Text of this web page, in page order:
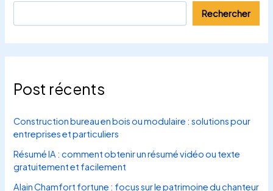
Rechercher
Post récents
Construction bureau en bois ou modulaire : solutions pour
entreprises et particuliers
Résumé IA : comment obtenir un résumé vidéo ou texte
gratuitement et facilement
Alain Chamfort fortune : focus sur le patrimoine du chanteur